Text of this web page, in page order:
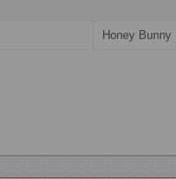
Honey Bunny